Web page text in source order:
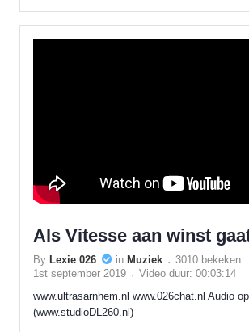
Als Vitesse aan winst
By Lexie 026 in Muziek
3010 bekeken
1st september 2019
Video duur: 00:03:14
www.ultrasarnhem.nl www.026chat.nl Audio
(www.studioDL260.nl)